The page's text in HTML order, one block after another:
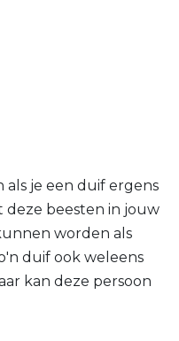
als je een duif ergens
deze beesten in jouw
worden als
duif ook weleens
kan deze persoon